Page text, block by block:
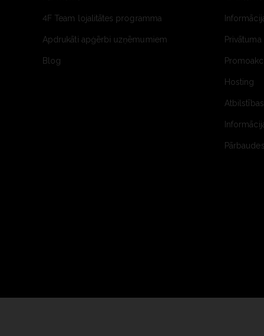
4F Team lojalitātes programma
Apdrukāti apģērbi uzņēmumiem
Blog
Hosting